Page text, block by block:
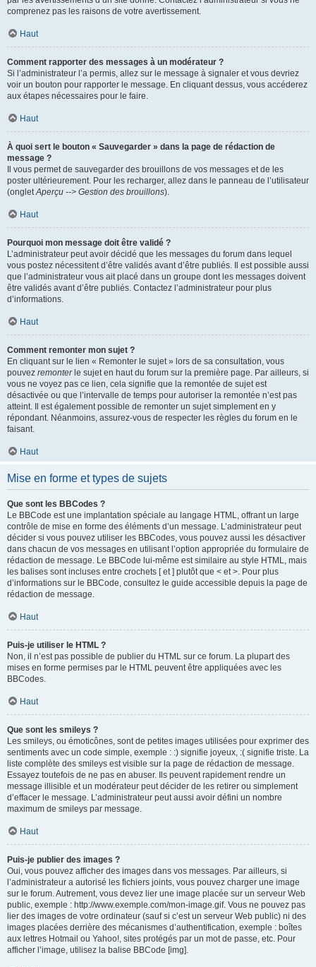
comprenez pas les raisons de votre avertissement.
Haut
Comment rapporter des messages à un modérateur ?
Si l’administrateur l’a permis, allez sur le message à signaler et vous devriez
voir un bouton pour rapporter le message. En cliquant dessus, vous accéderez
aux étapes nécessaires pour le faire.
Haut
À quoi sert le bouton « Sauvegarder » dans la page de rédaction de
message ?
Il vous permet de sauvegarder des brouillons de vos messages et de les
poster ultérieurement. Pour les recharger, allez dans le panneau de l’utilisateur
(ongletAperçu --> Gestion des brouillons).
Haut
Pourquoi mon message doit être validé ?
L’administrateur peut avoir décidé que les messages du forum dans lequel
vous postez nécessitent d’être validés avant d’être publiés. Il est possible aussi
que l’administrateur vous ait placé dans un groupe dont les messages doivent
être validés avant d’être publiés. Contactez l’administrateur pour plus
d’informations.
Haut
Comment remonter mon sujet ?
En cliquant sur le lien « Remonter le sujet » lors de sa consultation, vous
pouvez remonterle sujet en haut du forum sur la première page. Par ailleurs, si
vous ne voyez pas ce lien, cela signifie que la remontée de sujet est
désactivée ou que l’intervalle de temps pour autoriser la remontée n’est pas
atteint. Il est également possible de remonter un sujet simplement en y
répondant. Néanmoins, assurez-vous de respecter les règles du forum en le
faisant.
Haut
Mise en forme et types de sujets
Que sont les BBCodes ?
Le BBCode est une implantation spéciale au langage HTML, offrant un large
contrôle de mise en forme des éléments d’un message. L’administrateur peut
décider si vous pouvez utiliser les BBCodes, vous pouvez aussi les désactiver
dans chacun de vos messages en utilisant l’option appropriée du formulaire de
rédaction de message. Le BBCode lui-même est similaire au style HTML, mais
les balises sont incluses entre crochets [ et ] plutôt que < et >. Pour plus
d’informations sur le BBCode, consultez le guide accessible depuis la page de
rédaction de message.
Haut
Puis-je utiliser le HTML ?
Non, il n’est pas possible de publier du HTML sur ce forum. La plupart des
mises en forme permises par le HTML peuvent être appliquées avec les
BBCodes.
Haut
Que sont les smileys ?
Les smileys, ou émoticônes, sont de petites images utilisées pour exprimer des
sentiments avec un code simple, exemple : :) signifie joyeux, :( signifie triste. La
liste complète des smileys est visible sur la page de rédaction de message.
Essayez toutefois de ne pas en abuser. Ils peuvent rapidement rendre un
message illisible et un modérateur peut décider de les retirer ou simplement
d’effacer le message. L’administrateur peut aussi avoir défini un nombre
maximum de smileys par message.
Haut
Puis-je publier des images ?
Oui, vous pouvez afficher des images dans vos messages. Par ailleurs, si
l’administrateur a autorisé les fichiers joints, vous pouvez charger une image
sur le forum. Autrement, vous devez lier une image placée sur un serveur Web
public, exemple : http://www.exemple.com/mon-image.gif. Vous ne pouvez pas
lier des images de votre ordinateur (sauf si c’est un serveur Web public) ni des
images placées derrière des mécanismes d’authentification, exemple : boîtes
aux lettres Hotmail ou Yahoo!, sites protégés par un mot de passe, etc. Pour
afficher l’image, utilisez la balise BBCode [img].